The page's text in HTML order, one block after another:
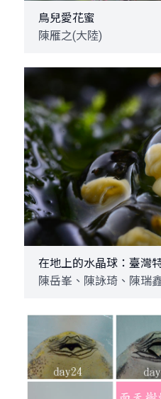
鳥兒愛花蜜
陳雁之(大陸)
在地上的水晶球：臺灣
陳岳峯、陳詠琦、陳瑞